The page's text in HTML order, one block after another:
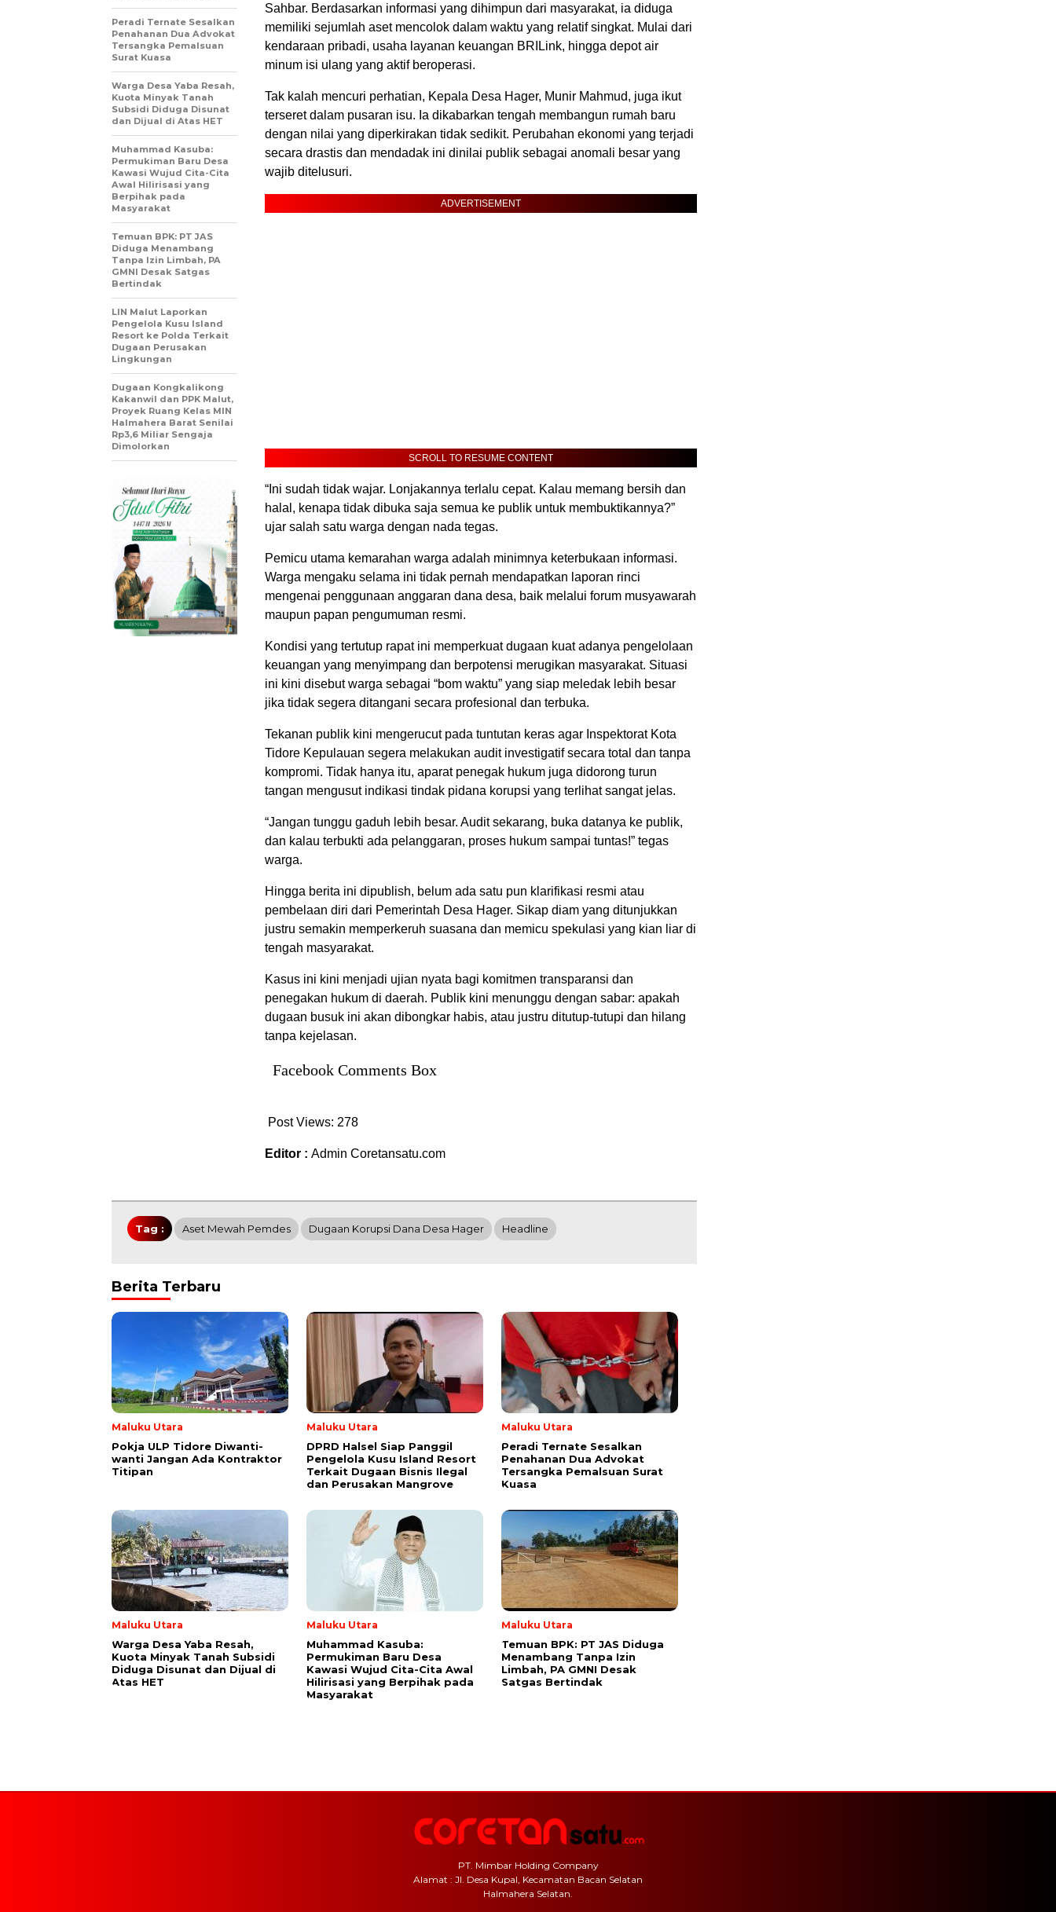
Sahbar. Berdasarkan informasi yang dihimpun dari masyarakat, ia diduga
memiliki sejumlah aset mencolok dalam waktu yang relatif singkat. Mulai dari
kendaraan pribadi, usaha layanan keuangan BRILink, hingga depot air
minum isi ulang yang aktif beroperasi.
Tak kalah mencuri perhatian, Kepala Desa Hager, Munir Mahmud, juga ikut
terseret dalam pusaran isu. Ia dikabarkan tengah membangun rumah baru
dengan nilai yang diperkirakan tidak sedikit. Perubahan ekonomi yang terjadi
secara drastis dan mendadak ini dinilai publik sebagai anomali besar yang
wajib ditelusuri.
ADVERTISEMENT
SCROLL TO RESUME CONTENT
“Ini sudah tidak wajar. Lonjakannya terlalu cepat. Kalau memang bersih dan
halal, kenapa tidak dibuka saja semua ke publik untuk membuktikannya?”
ujar salah satu warga dengan nada tegas.
Pemicu utama kemarahan warga adalah minimnya keterbukaan informasi.
Warga mengaku selama ini tidak pernah mendapatkan laporan rinci
mengenai penggunaan anggaran dana desa, baik melalui forum musyawarah
maupun papan pengumuman resmi.
Kondisi yang tertutup rapat ini memperkuat dugaan kuat adanya pengelolaan
keuangan yang menyimpang dan berpotensi merugikan masyarakat. Situasi
ini kini disebut warga sebagai “bom waktu” yang siap meledak lebih besar
jika tidak segera ditangani secara profesional dan terbuka.
Tekanan publik kini mengerucut pada tuntutan keras agar Inspektorat Kota
Tidore Kepulauan segera melakukan audit investigatif secara total dan tanpa
kompromi. Tidak hanya itu, aparat penegak hukum juga didorong turun
tangan mengusut indikasi tindak pidana korupsi yang terlihat sangat jelas.
“Jangan tunggu gaduh lebih besar. Audit sekarang, buka datanya ke publik,
dan kalau terbukti ada pelanggaran, proses hukum sampai tuntas!” tegas
warga.
Hingga berita ini dipublish, belum ada satu pun klarifikasi resmi atau
pembelaan diri dari Pemerintah Desa Hager. Sikap diam yang ditunjukkan
justru semakin memperkeruh suasana dan memicu spekulasi yang kian liar di
tengah masyarakat.
Kasus ini kini menjadi ujian nyata bagi komitmen transparansi dan
penegakan hukum di daerah. Publik kini menunggu dengan sabar: apakah
dugaan busuk ini akan dibongkar habis, atau justru ditutup-tutupi dan hilang
tanpa kejelasan.
Facebook Comments Box
Post Views: 278
Editor : Admin Coretansatu.com
Peradi Ternate Sesalkan
Penahanan Dua Advokat
Tersangka Pemalsuan
Surat Kuasa
Warga Desa Yaba Resah,
Kuota Minyak Tanah
Subsidi Diduga Disunat
dan Dijual di Atas HET
Muhammad Kasuba:
Permukiman Baru Desa
Kawasi Wujud Cita-Cita
Awal Hilirisasi yang
Berpihak pada
Masyarakat
Temuan BPK: PT JAS
Diduga Menambang
Tanpa Izin Limbah, PA
GMNI Desak Satgas
Bertindak
LIN Malut Laporkan
Pengelola Kusu Island
Resort ke Polda Terkait
Dugaan Perusakan
Lingkungan
Dugaan Kongkalikong
Kakanwil dan PPK Malut,
Proyek Ruang Kelas MIN
Halmahera Barat Senilai
Rp3,6 Miliar Sengaja
Dimolorkan
Tag : Aset Mewah Pemdes Dugaan Korupsi Dana Desa Hager Headline
Berita Terbaru
Maluku Utara
Pokja ULP Tidore Diwanti-
wanti Jangan Ada Kontraktor
Titipan
Maluku Utara
DPRD Halsel Siap Panggil
Pengelola Kusu Island Resort
Terkait Dugaan Bisnis Ilegal
dan Perusakan Mangrove
Maluku Utara
Peradi Ternate Sesalkan
Penahanan Dua Advokat
Tersangka Pemalsuan Surat
Kuasa
Maluku Utara
Warga Desa Yaba Resah,
Kuota Minyak Tanah Subsidi
Diduga Disunat dan Dijual di
Atas HET
Maluku Utara
Muhammad Kasuba:
Permukiman Baru Desa
Kawasi Wujud Cita-Cita Awal
Hilirisasi yang Berpihak pada
Masyarakat
Maluku Utara
Temuan BPK: PT JAS Diduga
Menambang Tanpa Izin
Limbah, PA GMNI Desak
Satgas Bertindak
PT. Mimbar Holding Company
Alamat : Jl. Desa Kupal, Kecamatan Bacan Selatan
Halmahera Selatan.